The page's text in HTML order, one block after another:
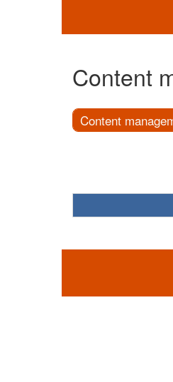
Content
Content